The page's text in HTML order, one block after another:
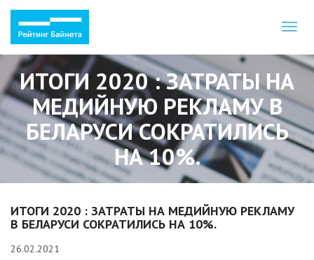
ИТОГИ 2020 : ЗАТРАТЫ НА
МЕДИЙНУЮ РЕКЛАМУ В
БЕЛАРУСИ СОКРАТИЛИСЬ
НА 10%.
ИТОГИ 2020 : ЗАТРАТЫ НА МЕДИЙНУЮ РЕКЛАМУ
В БЕЛАРУСИ СОКРАТИЛИСЬ НА 10%.
26.02.2021